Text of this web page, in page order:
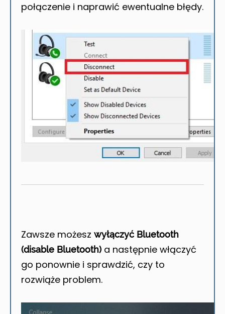
połączenie i naprawić ewentualne błędy.
Zawsze możesz wyłączyć Bluetooth
(disable Bluetooth) a następnie włączyć
go ponownie i sprawdzić, czy to
rozwiąże problem.